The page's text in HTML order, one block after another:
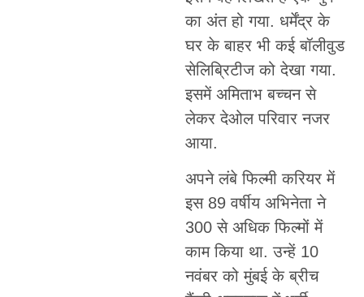
का अंत हो गया. धर्मेंद्र के
घर के बाहर भी कई बॉलीवुड
सेलिब्रिटीज को देखा गया.
इसमें अमिताभ बच्चन से
लेकर देओल परिवार नजर
आया.
अपने लंबे फिल्मी करियर में
इस 89 वर्षीय अभिनेता ने
300 से अधिक फिल्मों में
काम किया था. उन्हें 10
नवंबर को मुंबई के ब्रीच